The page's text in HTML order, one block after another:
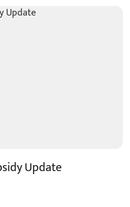
Update